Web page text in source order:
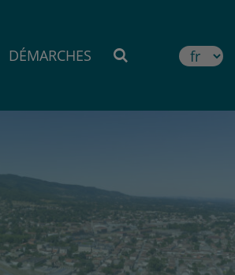
DÉMARCHES MOTEUR DE